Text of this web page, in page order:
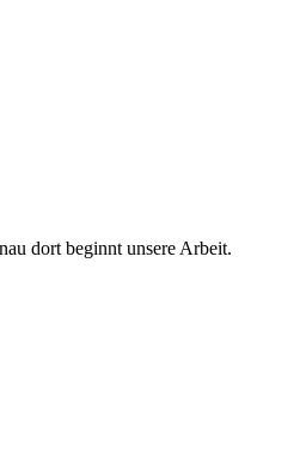
dort beginnt unsere Arbeit.